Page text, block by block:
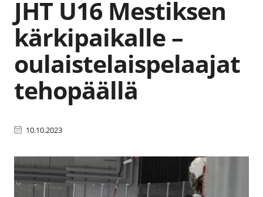
JHT U16 Mestiksen
kärkipaikalle –
oulaistelaispelaajat
tehopäällä
10.10.2023